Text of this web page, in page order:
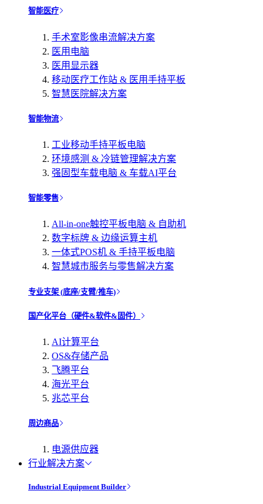
智能医疗
手术室影像串流解决方案
医用电脑
医用显示器
移动医疗工作站 & 医用手持平板
智慧医院解决方案
智能物流
工业移动手持平板电脑
环境感测 & 冷链管理解决方案
强固型车载电脑 & 车载AI平台
智能零售
All-in-one触控平板电脑 & 自助机
数字标牌 & 边缘运算主机
一体式POS机 & 手持平板电脑
智慧城市服务与零售解决方案
专业支架 (底座/支臂/推车)
国产化平台（硬件&软件&固件）
AI计算平台
OS&存储产品
飞腾平台
海光平台
兆芯平台
周边商品
电源供应器
行业解决方案
Industrial Equipment Builder